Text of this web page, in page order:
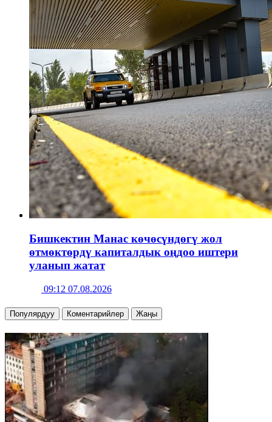
Бишкектин Манас көчөсүндөгү жол
өтмөктөрдү капиталдык оңдоо иштери
уланып жатат
09:12 07.08.2026
Популярдуу Коментарийлер Жаңы